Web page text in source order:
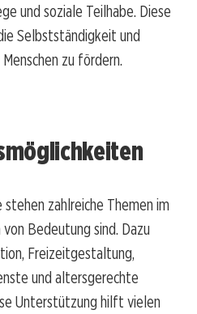
und soziale Teilhabe. Diese
Selbstständigkeit und
zu fördern.
zahlreiche Themen im
Bedeutung sind. Dazu
Freizeitgestaltung,
und altersgerechte
Unterstützung hilft vielen